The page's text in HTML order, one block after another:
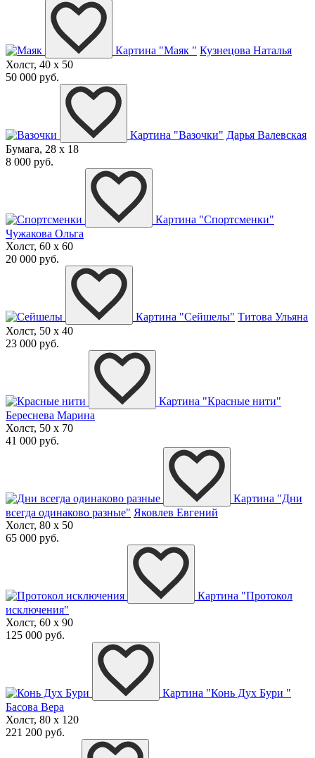
Картина "Маяк " Кузнецова Наталья
Холст, 40 x 50
50 000 руб.
Картина "Вазочки" Дарья Валевская
Бумага, 28 x 18
8 000 руб.
Картина "Спортсменки"
Чужакова Ольга
Холст, 60 x 60
20 000 руб.
Картина "Сейшелы" Титова Ульяна
Холст, 50 x 40
23 000 руб.
Картина "Красные нити"
Береснева Марина
Холст, 50 x 70
41 000 руб.
Картина "Дни
всегда одинаково разные" Яковлев Евгений
Холст, 80 x 50
65 000 руб.
Картина "Протокол
исключения"
Холст, 60 x 90
125 000 руб.
Картина "Конь Дух Бури "
Басова Вера
Холст, 80 x 120
221 200 руб.